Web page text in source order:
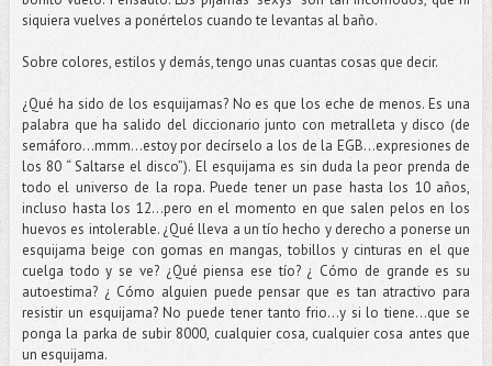
siquiera vuelves a ponértelos cuando te levantas al baño.
Sobre colores, estilos y demás, tengo unas cuantas cosas que decir.
¿Qué ha sido de los esquijamas? No es que los eche de menos. Es una
palabra que ha salido del diccionario junto con metralleta y disco (de
semáforo...mmm...estoy por decírselo a los de la EGB...expresiones de
los 80 “ Saltarse el disco”). El esquijama es sin duda la peor prenda de
todo el universo de la ropa. Puede tener un pase hasta los 10 años,
incluso hasta los 12...pero en el momento en que salen pelos en los
huevos es intolerable. ¿Qué lleva a un tío hecho y derecho a ponerse un
esquijama beige con gomas en mangas, tobillos y cinturas en el que
cuelga todo y se ve? ¿Qué piensa ese tío? ¿ Cómo de grande es su
autoestima? ¿ Cómo alguien puede pensar que es tan atractivo para
resistir un esquijama? No puede tener tanto frio...y si lo tiene...que se
ponga la parka de subir 8000, cualquier cosa, cualquier cosa antes que
un esquijama.